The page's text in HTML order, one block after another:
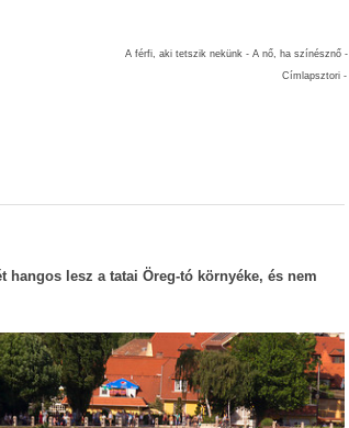
A férfi, aki tetszik nekünk - A nő, ha színésznő -
Címlapsztori -
hangos lesz a tatai Öreg-tó környéke, és nem